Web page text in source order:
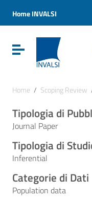
Vai al menu di
Vai al footer
Home INVALSI
Attiva / disattiva la
Home / Scoping Review
Tipologia di
Journal Paper
Tipologia di
Inferential
Categorie di Dati
Population data